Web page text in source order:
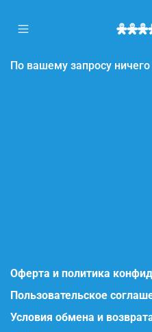
По вашему запросу
Оферта и политика
Пользовательское
Условия обмена и